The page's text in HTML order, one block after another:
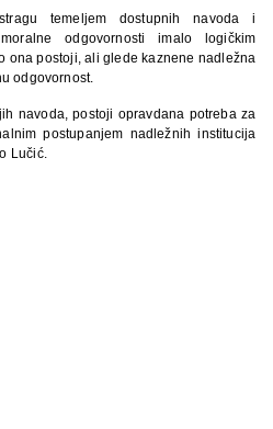
temeljem dostupnih navoda i
odgovornosti imalo logičkim
ona postoji, ali glede kaznene nadležna
odgovornost.
navoda, postoji opravdana potreba za
postupanjem nadležnih institucija
Lučić.